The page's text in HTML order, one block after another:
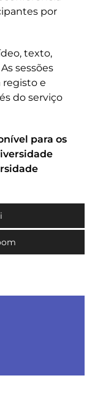
por
texto,
sessões
registo e
do serviço
para os